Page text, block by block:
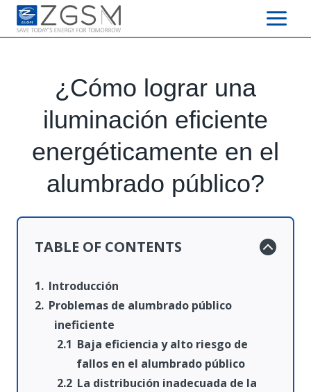
Skip
¿Cómo lograr una
iluminación eficiente
energéticamente en el
alumbrado público?
TABLE OF CONTENTS
Introducción
Problemas de alumbrado público
ineficiente
Baja eficiencia y alto riesgo de
fallos en el alumbrado público
La distribución inadecuada de la